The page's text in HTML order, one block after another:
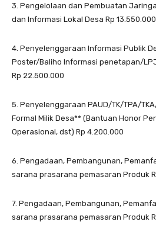
3. Pengelolaan dan Pembuatan
dan Informasi Lokal Desa Rp 13.550.000
4. Penyelenggaraan Informasi Publik
Poster/Baliho Informasi penetapan/
Rp 22.500.000
5. Penyelenggaraan PAUD/TK/TPA/
Formal Milik Desa** (Bantuan Honor
Operasional, dst) Rp 4.200.000
6. Pengadaan, Pembangunan,
sarana prasarana pemasaran Produk
7. Pengadaan, Pembangunan,
sarana prasarana pemasaran Produk